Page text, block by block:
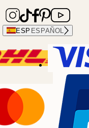
ESP ESPAÑOL